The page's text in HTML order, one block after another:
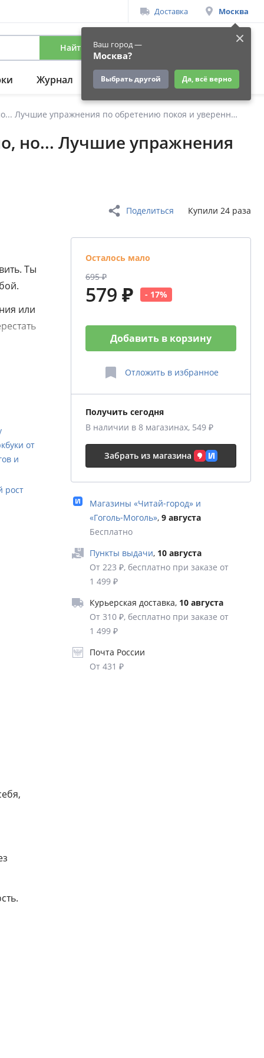
Доставка Москва
Ваш город —
Москва?
Выбрать другой Да, всё верно
Найти Вход
Журнал Подарки Ещё
Воркбук. Со мной все нормально, но... Лучшие упражнения по обретению покоя и уверенности в себе.
но... Лучшие упражнения
Поделиться Купили 24 раза
Ты
или
МНОЙ
с
от
и
рост
Осталось мало
695 ₽
579 ₽ - 17%
Добавить в корзину
Отложить в избранное
Получить сегодня
В наличии в 8 магазинах, 549 ₽
Забрать из магазина
Магазины «Читай‑город» и
«Гоголь‑Моголь», 9 августа
Бесплатно
Пункты выдачи, 10 августа
От 223 ₽, бесплатно при заказе от
1 499 ₽
Курьерская доставка, 10 августа
От 310 ₽, бесплатно при заказе от
1 499 ₽
Почта России
От 431 ₽